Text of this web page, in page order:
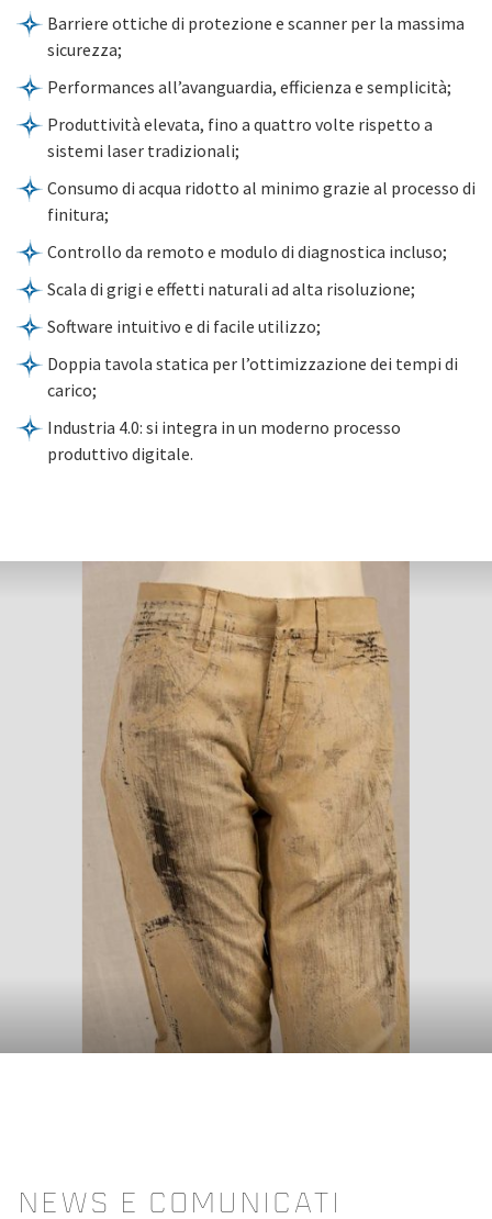
Barriere ottiche di protezione e scanner per la massima
sicurezza;
Performances all’avanguardia, efficienza e semplicità;
Produttività elevata, fino a quattro volte rispetto a
sistemi laser tradizionali;
Consumo di acqua ridotto al minimo grazie al processo di
finitura;
Controllo da remoto e modulo di diagnostica incluso;
Scala di grigi e effetti naturali ad alta risoluzione;
Software intuitivo e di facile utilizzo;
Doppia tavola statica per l’ottimizzazione dei tempi di
carico;
Industria 4.0: si integra in un moderno processo
produttivo digitale.
news e comunicati